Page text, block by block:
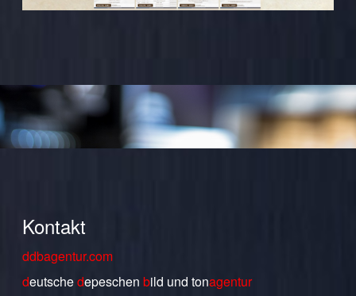
Kontakt
ddbagentur.com
deutschedepeschen bild undtonagentur